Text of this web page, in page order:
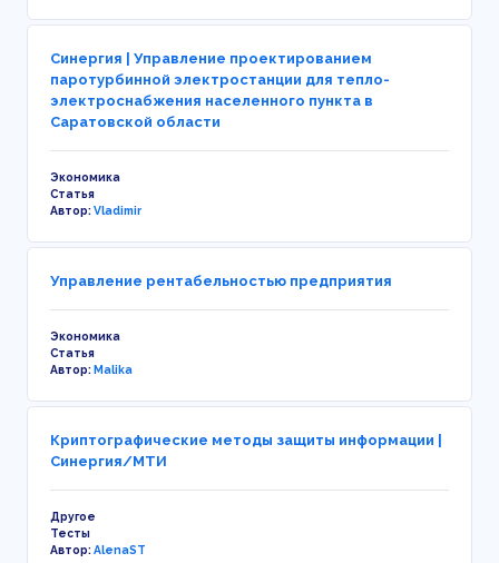
Синергия | Управление проектированием
паротурбинной электростанции для тепло-
электроснабжения населенного пункта в
Саратовской области
Экономика
Статья
Автор:Vladimir
Управление рентабельностью предприятия
Экономика
Статья
Автор:Malika
Криптографические методы защиты информации |
Синергия/МТИ
Другое
Тесты
Автор:AlenaST